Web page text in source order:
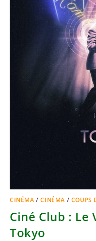
CINÉMA /CINÉMA / COUPS
Ciné Club : Le
Tokyo